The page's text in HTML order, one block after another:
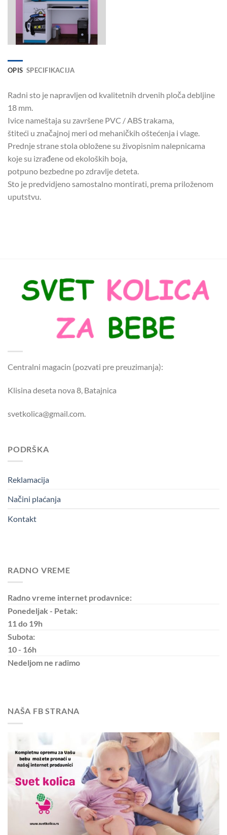
OPIS SPECIFIKACIJA
Radni sto je napravljen od kvalitetnih drvenih ploča debljine
18 mm.
Ivice nameštaja su završene PVC / ABS trakama,
štiteći u značajnoj meri od mehaničkih oštećenja i vlage.
Prednje strane stola obložene su živopisnim nalepnicama
koje su izrađene od ekoloških boja,
potpuno bezbedne po zdravlje deteta.
Sto je predvidjeno samostalno montirati, prema priloženom
uputstvu.
Centralni magacin (pozvati pre preuzimanja):
Klisina deseta nova 8, Batajnica
svetkolica@gmail.com.
PODRŠKA
Reklamacija
Načini plaćanja
Kontakt
RADNO VREME
Radno vreme internet prodavnice:
Ponedeljak - Petak:
11 do 19h
Subota:
10 - 16h
Nedeljom ne radimo
NAŠA FB STRANA